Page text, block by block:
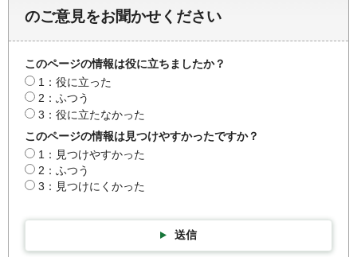
のご意見をお聞かせください
このページの情報は役に立ちましたか？
1：役に立った
2：ふつう
3：役に立たなかった
このページの情報は見つけやすかったですか？
1：見つけやすかった
2：ふつう
3：見つけにくかった
送信